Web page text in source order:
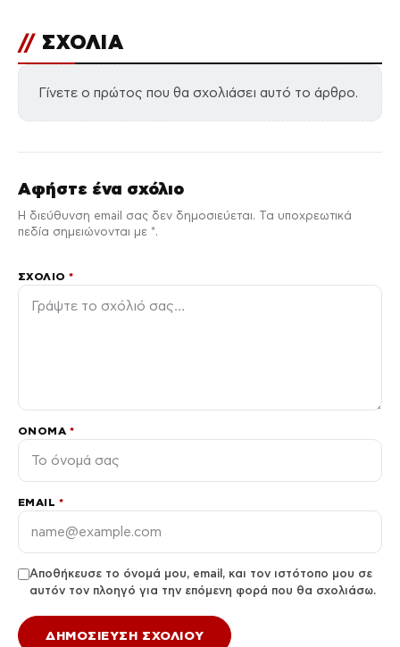
// ΣΧΟΛΙΑ
Γίνετε ο πρώτος που θα σχολιάσει αυτό το άρθρο.
Αφήστε ένα σχόλιο
Η διεύθυνση email σας δεν δημοσιεύεται. Τα υποχρεωτικά
πεδία σημειώνονται με *.
ΣΧΌΛΙΟ*
ΌΝΟΜΑ *
EMAIL *
Αποθήκευσε το όνομά μου, email, και τον ιστότοπο μου σε
αυτόν τον πλοηγό για την επόμενη φορά που θα σχολιάσω.